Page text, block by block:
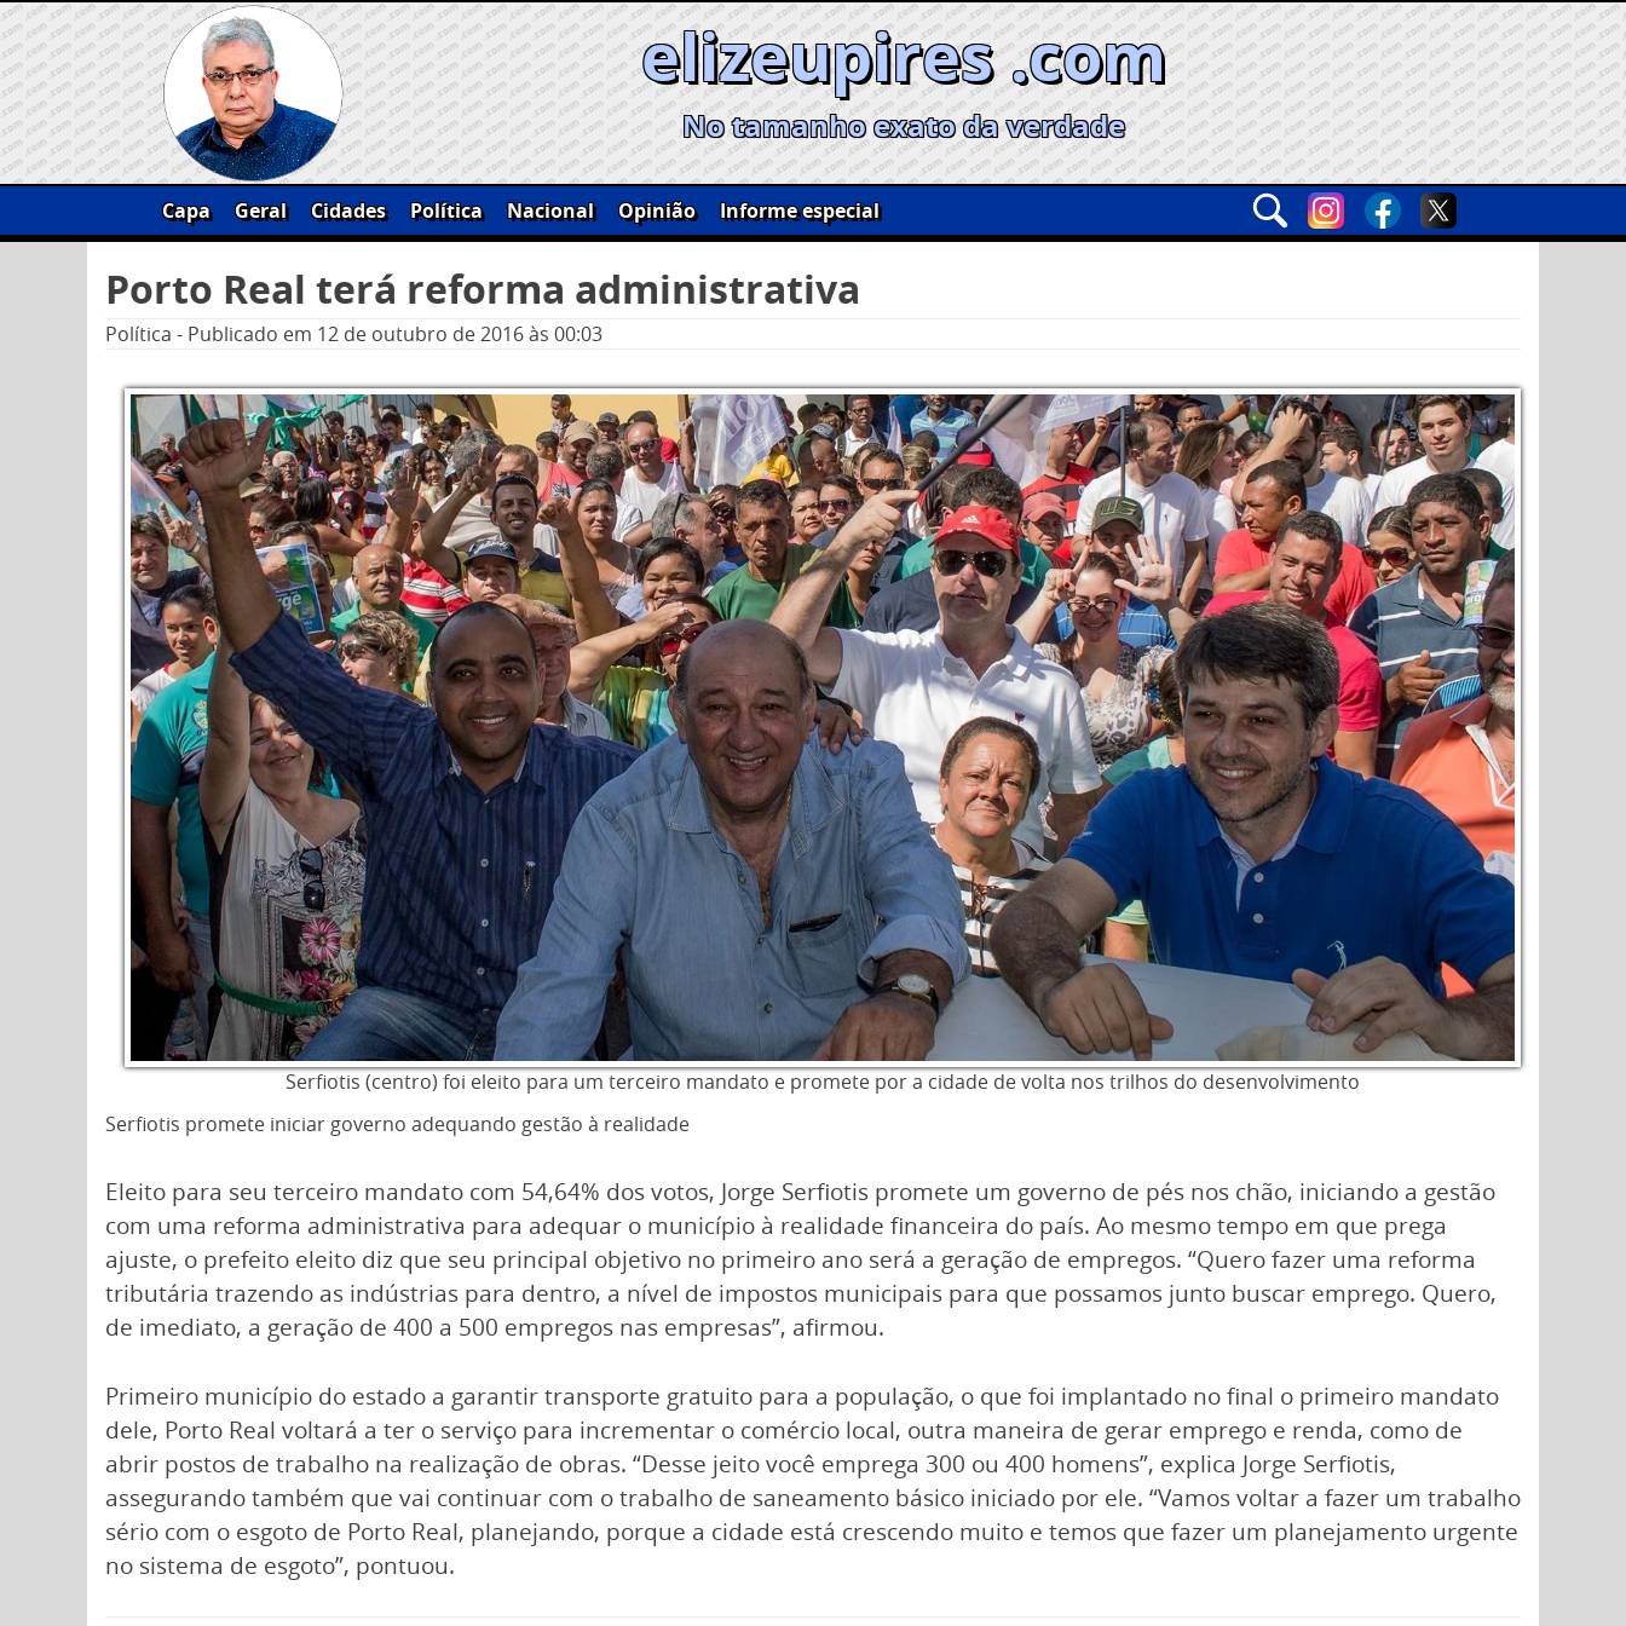
Skip
to
content
elizeupires .com
No tamanho exato da verdade
Capa Geral Cidades Política Nacional Opinião
Informe especial
por:
Porto Real terá reforma administrativa
Política - Publicado em 12 de outubro de 2016às 00:03
Serfiotis (centro) foi eleito para um terceiro mandato e promete por a cidade de volta nos trilhos do desenvolvimento
Serfiotis promete iniciar governo adequando gestão à realidade
Eleito para seu terceiro mandato com 54,64% dos votos, Jorge Serfiotis promete um governo de pés nos chão, iniciando a gestão
com uma reforma administrativa para adequar o município à realidade financeira do país. Ao mesmo tempo em que prega
ajuste, o prefeito eleito diz que seu principal objetivo no primeiro ano será a geração de empregos. “Quero fazer uma reforma
tributária trazendo as indústrias para dentro, a nível de impostos municipais para que possamos junto buscar emprego. Quero,
de imediato, a geração de 400 a 500 empregos nas empresas”, afirmou.
Primeiro município do estado a garantir transporte gratuito para a população, o que foi implantado no final o primeiro mandato
dele, Porto Real voltará a ter o serviço para incrementar o comércio local, outra maneira de gerar emprego e renda, como de
abrir postos de trabalho na realização de obras. “Desse jeito você emprega 300 ou 400 homens”, explica Jorge Serfiotis,
assegurando também que vai continuar com o trabalho de saneamento básico iniciado por ele. “Vamos voltar a fazer um trabalho
sério com o esgoto de Porto Real, planejando, porque a cidade está crescendo muito e temos que fazer um planejamento urgente
no sistema de esgoto”, pontuou.